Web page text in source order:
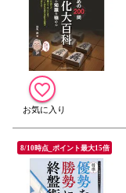
8/10時点_ポイント最大15倍